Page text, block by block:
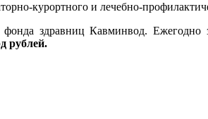
курортного и лечебно-
здравниц Кавминвод. Ежегодно
рублей.